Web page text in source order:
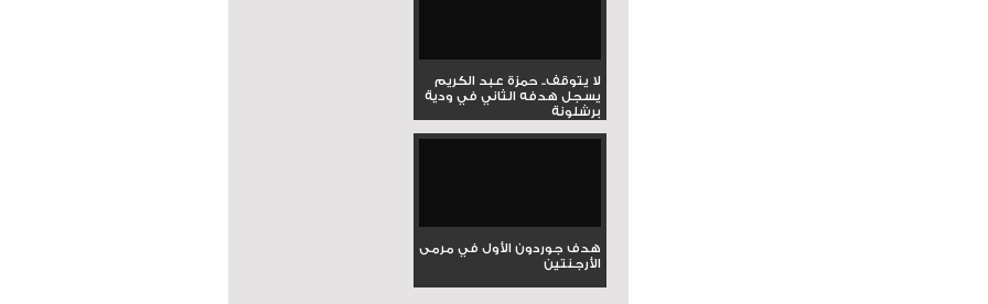
لا يتوقف.. حمزة عبد الكريم
يسجل هدفه الثاني في ودية
برشلونة
هدف جوردون الأول في مرمى
الأرجنتين